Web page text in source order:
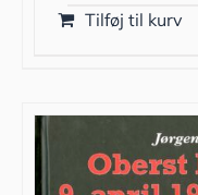
Tilføj til kurv